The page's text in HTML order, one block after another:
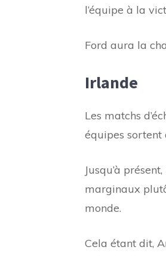
l’équipe à la
Ford aura la
Irlande
Les matchs
équipes sortent
Jusqu’à
marginaux
monde.
Cela étant dit,